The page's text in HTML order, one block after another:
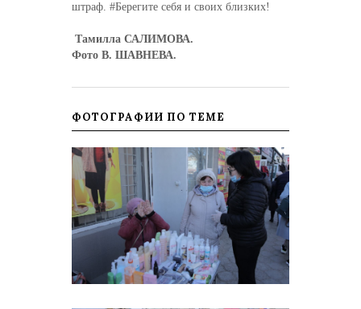
штраф. #Берегите себя и своих близких!
Тамилла САЛИМОВА.
Фото В. ШАВНЕВА.
ФОТОГРАФИИ ПО ТЕМЕ